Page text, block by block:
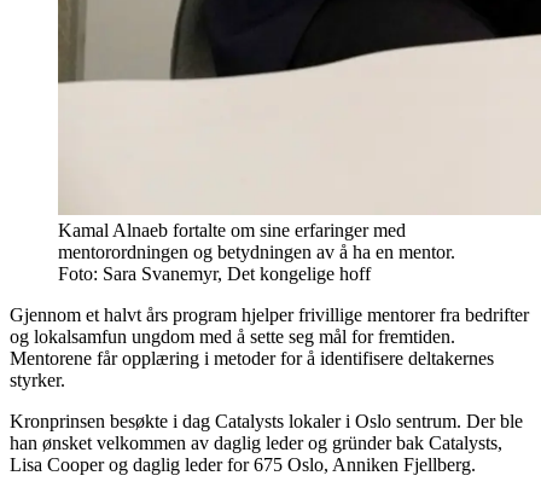
Kamal Alnaeb fortalte om sine erfaringer med
mentorordningen og betydningen av å ha en mentor.
Foto: Sara Svanemyr, Det kongelige hoff
Gjennom et halvt års program hjelper frivillige mentorer fra bedrifter
og lokalsamfun ungdom med å sette seg mål for fremtiden.
Mentorene får opplæring i metoder for å identifisere deltakernes
styrker.
Kronprinsen besøkte i dag Catalysts lokaler i Oslo sentrum. Der ble
han ønsket velkommen av daglig leder og gründer bak Catalysts,
Lisa Cooper og daglig leder for 675 Oslo, Anniken Fjellberg.